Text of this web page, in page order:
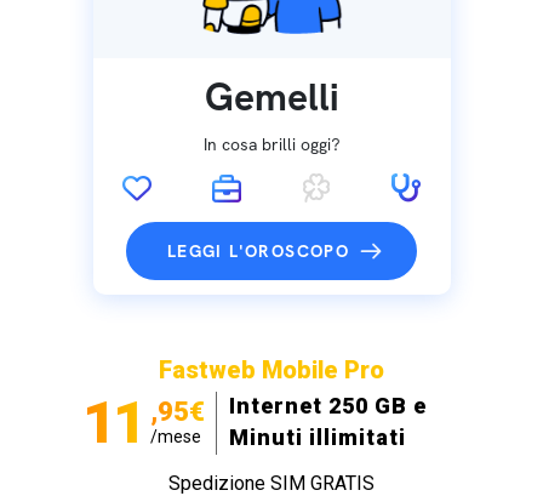
Gemelli
In cosa brilli oggi?
LEGGI L'OROSCOPO
Fastweb Mobile Pro
11 ,95€
/mese
Internet 250 GB e
Minuti illimitati
Spedizione SIM GRATIS